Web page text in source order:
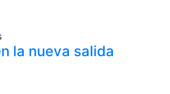
Social
la nueva salida